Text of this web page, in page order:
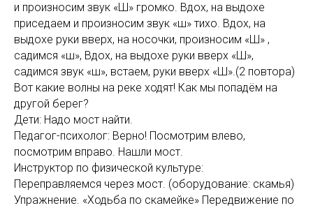
и произносим звук «Ш» громко. Вдох, на выдохе
приседаем и произносим звук «ш» тихо. Вдох, на
выдохе руки вверх, на носочки, произносим «Ш» ,
садимся «ш», Вдох, на выдохе руки вверх «Ш»,
садимся звук «ш», встаем, руки вверх «Ш».(2 повтора)
Вот какие волны на реке ходят! Как мы попадём на
другой берег?
Дети: Надо мост найти.
Педагог-психолог: Верно! Посмотрим влево,
посмотрим вправо. Нашли мост.
Инструктор по физической культуре:
Переправляемся через мост. (оборудование: скамья)
Упражнение. «Ходьба по скамейке» Передвижение по